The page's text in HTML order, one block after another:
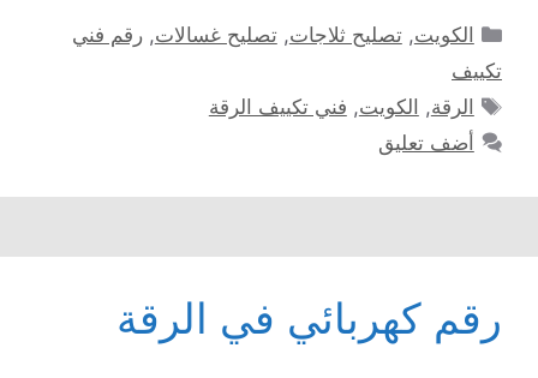
التصنيفات
الكويت,تصليح ثلاجات,تصليح غسالات,رقم فني
تكييف
الوسوم
الرقة, الكويت, فني تكييف الرقة
أضف تعليق
رقم كهربائي في الرقة